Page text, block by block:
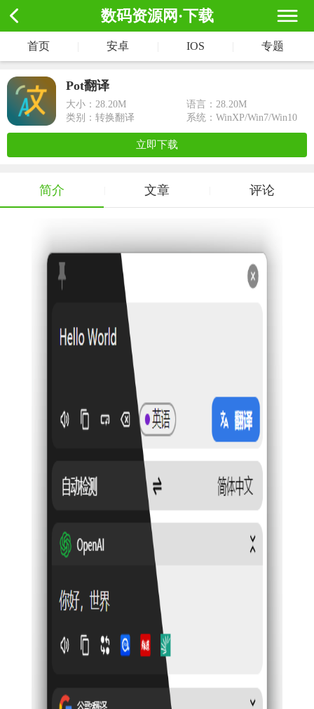
数码资源网·下载
首页 安卓 IOS 专题
Pot翻译
大小： 28.20M
语言：28.20M
类别：转换翻译
系统：WinXP/Win7/Win10
立即下载
简介 文章 评论